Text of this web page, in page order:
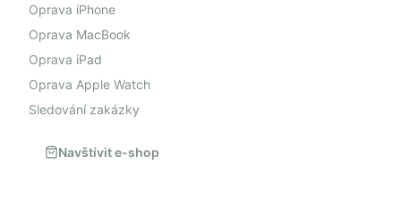
Oprava iPhone
Oprava MacBook
Oprava iPad
Oprava Apple Watch
Sledování zakázky
Navštívit e-shop